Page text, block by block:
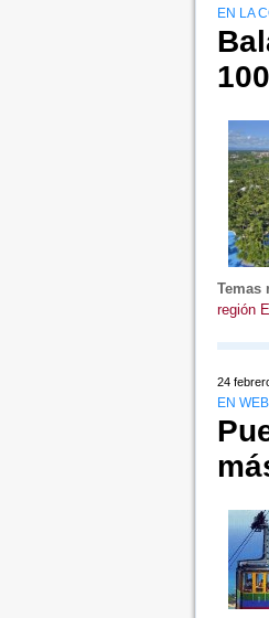
EN LA
Temas
región
24
EN